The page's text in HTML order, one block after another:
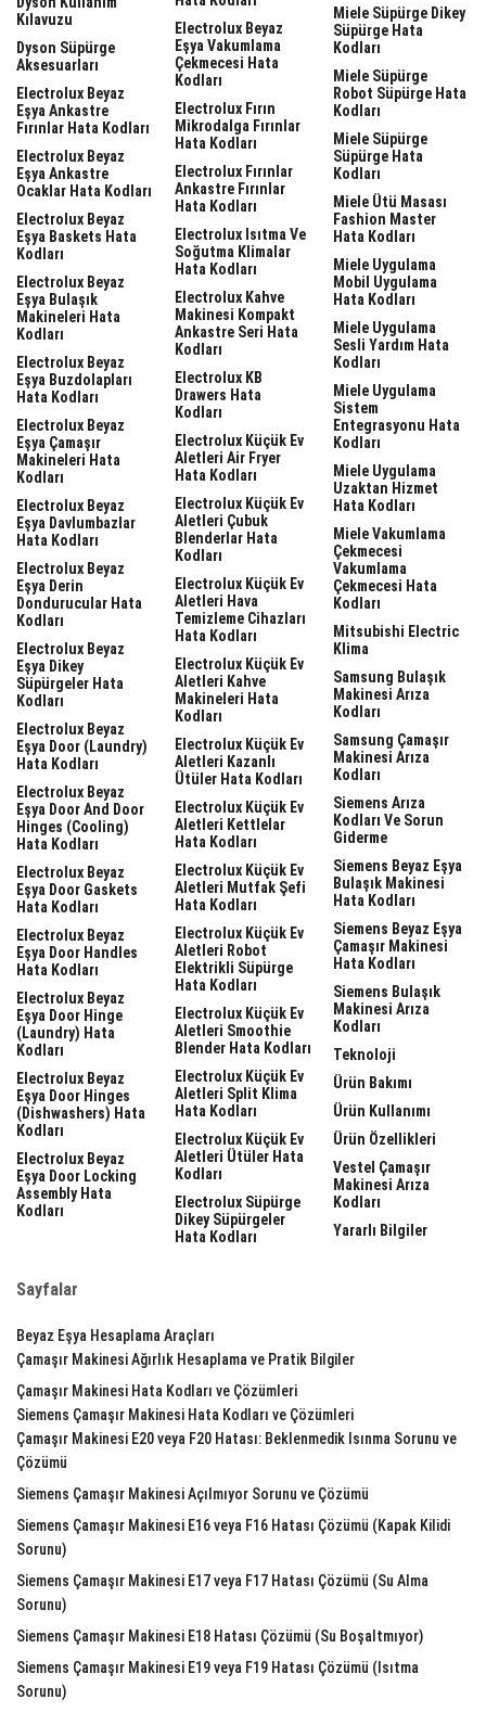
Kılavuzu
Dyson Süpürge
Aksesuarları
Electrolux Beyaz
Eşya Ankastre
Fırınlar Hata Kodları
Electrolux Beyaz
Eşya Ankastre
Ocaklar Hata Kodları
Electrolux Beyaz
Eşya Baskets Hata
Kodları
Electrolux Beyaz
Eşya Bulaşık
Makineleri Hata
Kodları
Electrolux Beyaz
Eşya Buzdolapları
Hata Kodları
Electrolux Beyaz
Eşya Çamaşır
Makineleri Hata
Kodları
Electrolux Beyaz
Eşya Davlumbazlar
Hata Kodları
Electrolux Beyaz
Eşya Derin
Dondurucular Hata
Kodları
Electrolux Beyaz
Eşya Dikey
Süpürgeler Hata
Kodları
Electrolux Beyaz
Eşya Door (laundry)
Hata Kodları
Electrolux Beyaz
Eşya Door And Door
Hinges (cooling)
Hata Kodları
Electrolux Beyaz
Eşya Door Gaskets
Hata Kodları
Electrolux Beyaz
Eşya Door Handles
Hata Kodları
Electrolux Beyaz
Eşya Door Hinge
(laundry) Hata
Kodları
Electrolux Beyaz
Eşya Door Hinges
(dishwashers) Hata
Kodları
Electrolux Beyaz
Eşya Door Locking
Assembly Hata
Kodları
Electrolux Beyaz
Eşya Vakumlama
Çekmecesi Hata
Kodları
Electrolux Fırın
Mikrodalga Fırınlar
Hata Kodları
Electrolux Fırınlar
Ankastre Fırınlar
Hata Kodları
Electrolux Isıtma Ve
Soğutma Klimalar
Hata Kodları
Electrolux Kahve
Makinesi Kompakt
Ankastre Seri Hata
Kodları
Electrolux KB
Drawers Hata
Kodları
Electrolux Küçük Ev
Aletleri Air Fryer
Hata Kodları
Electrolux Küçük Ev
Aletleri Çubuk
Blenderlar Hata
Kodları
Electrolux Küçük Ev
Aletleri Hava
Temizleme Cihazları
Hata Kodları
Electrolux Küçük Ev
Aletleri Kahve
Makineleri Hata
Kodları
Electrolux Küçük Ev
Aletleri Kazanlı
Ütüler Hata Kodları
Electrolux Küçük Ev
Aletleri Kettlelar
Hata Kodları
Electrolux Küçük Ev
Aletleri Mutfak Şefi
Hata Kodları
Electrolux Küçük Ev
Aletleri Robot
Elektrikli Süpürge
Hata Kodları
Electrolux Küçük Ev
Aletleri Smoothie
Blender Hata Kodları
Electrolux Küçük Ev
Aletleri Split Klima
Hata Kodları
Electrolux Küçük Ev
Aletleri Ütüler Hata
Kodları
Electrolux Süpürge
Dikey Süpürgeler
Hata Kodları
Miele Süpürge Dikey
Süpürge Hata
Kodları
Miele Süpürge
Robot Süpürge Hata
Kodları
Miele Süpürge
Süpürge Hata
Kodları
Miele Ütü Masası
Fashion Master
Hata Kodları
Miele Uygulama
Mobil Uygulama
Hata Kodları
Miele Uygulama
Sesli Yardım Hata
Kodları
Miele Uygulama
Sistem
Entegrasyonu Hata
Kodları
Miele Uygulama
Uzaktan Hizmet
Hata Kodları
Miele Vakumlama
Çekmecesi
Vakumlama
Çekmecesi Hata
Kodları
Mitsubishi Electric
Klima
Samsung Bulaşık
Makinesi Arıza
Kodları
Samsung Çamaşır
Makinesi Arıza
Kodları
Siemens Arıza
Kodları Ve Sorun
Giderme
Siemens Beyaz Eşya
Bulaşık Makinesi
Hata Kodları
Siemens Beyaz Eşya
Çamaşır Makinesi
Hata Kodları
Siemens Bulaşık
Makinesi Arıza
Kodları
Teknoloji
Ürün Bakımı
Ürün Kullanımı
Ürün Özellikleri
Vestel Çamaşır
Makinesi Arıza
Kodları
Yararlı Bilgiler
Sayfalar
Beyaz Eşya Hesaplama Araçları
Çamaşır Makinesi Ağırlık Hesaplama ve Pratik Bilgiler
Çamaşır Makinesi Hata Kodları ve Çözümleri
Siemens Çamaşır Makinesi Hata Kodları ve Çözümleri
Çamaşır Makinesi E20 veya F20 Hatası: Beklenmedik Isınma Sorunu ve
Çözümü
Siemens Çamaşır Makinesi Açılmıyor Sorunu ve Çözümü
Siemens Çamaşır Makinesi E16 veya F16 Hatası Çözümü (Kapak Kilidi
Sorunu)
Siemens Çamaşır Makinesi E17 veya F17 Hatası Çözümü (Su Alma
Sorunu)
Siemens Çamaşır Makinesi E18 Hatası Çözümü (Su Boşaltmıyor)
Siemens Çamaşır Makinesi E19 veya F19 Hatası Çözümü (Isıtma
Sorunu)